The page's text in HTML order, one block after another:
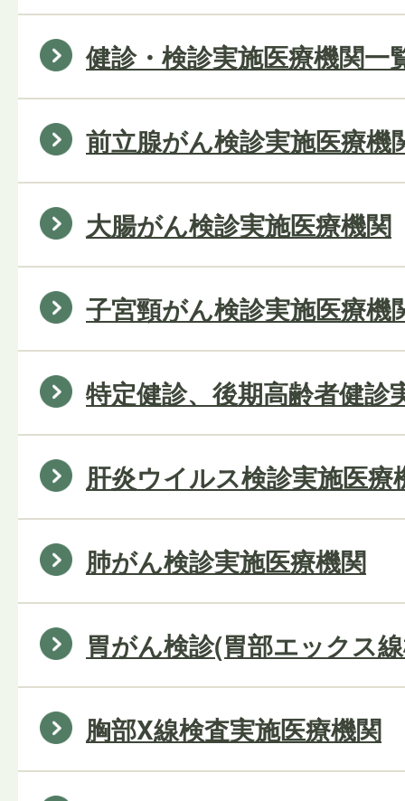
健診・検診実施医療機関一
前立腺がん検診実施医療機
大腸がん検診実施医療機関
子宮頸がん検診実施医療機
特定健診、後期高齢者健診
肝炎ウイルス検診実施医療
肺がん検診実施医療機関
胃がん検診(胃部エックス
胸部X線検査実施医療機関